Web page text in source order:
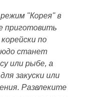
"Корея" в
приготовить
по
станет
или рыбе, а
закуски или
Развлеките